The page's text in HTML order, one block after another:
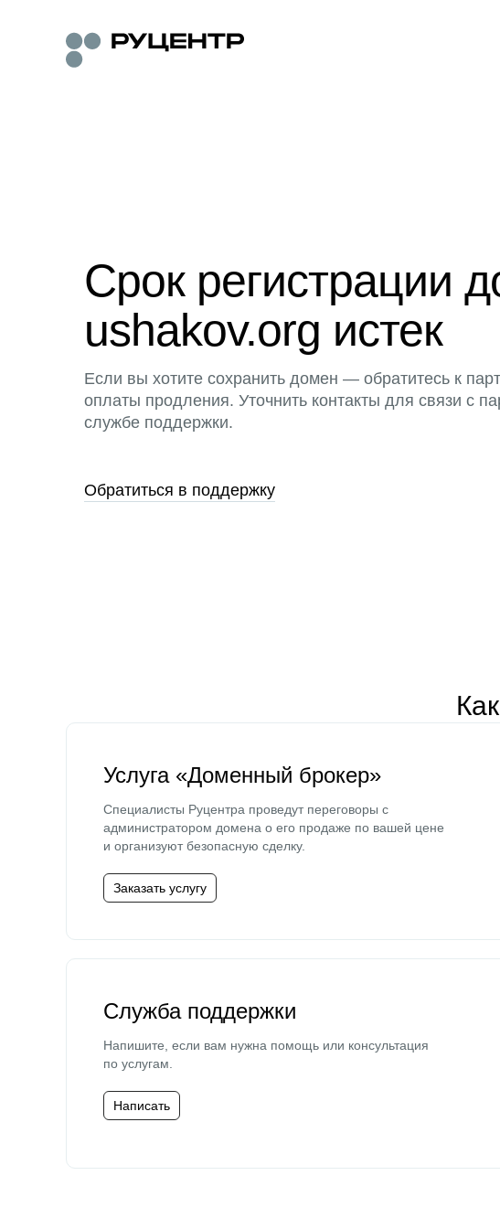
Срок регистрации
ushakov.org истек
Если вы хотите сохранить домен — обратитесь к
оплаты продления. Уточнить контакты для связи с
службе поддержки.
Обратиться в поддержку
Услуга «Доменный брокер»
Специалисты Руцентра проведут переговоры с
администратором домена о его продаже по вашей цене
и организуют безопасную сделку.
Заказать услугу
Служба поддержки
Напишите, если вам нужна помощь или консультация
по услугам.
Написать